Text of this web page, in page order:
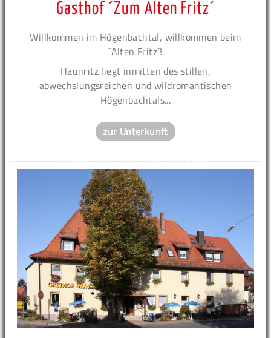
Gasthof ´Zum Alten Fritz´
Willkommen im Högenbachtal, willkommen beim
´Alten Fritz´!
Haunritz liegt inmitten des stillen,
abwechslungsreichen und wildromantischen
Högenbachtals...
zur Unterkunft